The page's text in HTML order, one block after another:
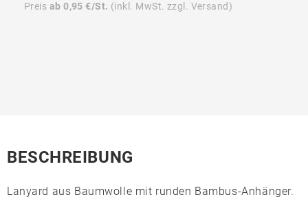
Preis ab 0,95 €/St. (inkl. MwSt. zzgl. Versand)
BESCHREIBUNG
Lanyard aus Baumwolle mit runden Bambus-Anhänger.